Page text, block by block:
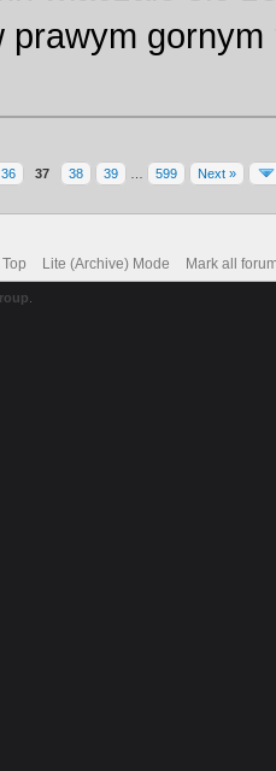
prawym
36 37 38 39 599 Next »
Lite (Archive) Mode Mark all